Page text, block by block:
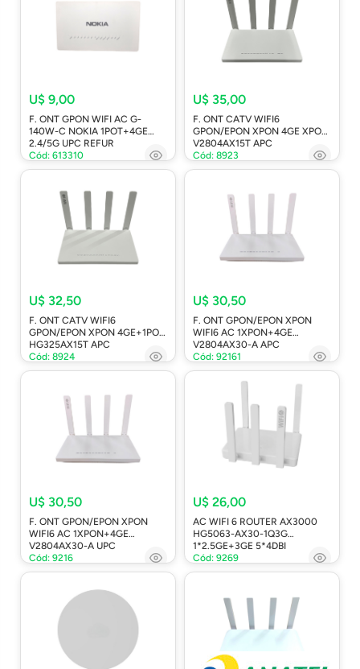
U$ 9,00
F. ONT GPON WIFI AC G-
140W-C NOKIA 1POT+4GE
2.4/5G UPC REFUR
Cód: 613310
U$ 35,00
F. ONT CATV WIFI6
GPON/EPON XPON 4GE XPON
V2804AX15T APC
Cód: 8923
U$ 32,50
F. ONT CATV WIFI6
GPON/EPON XPON 4GE+1POT
HG325AX15T APC
Cód: 8924
U$ 30,50
F. ONT GPON/EPON XPON
WIFI6 AC 1XPON+4GE
V2804AX30-A APC
Cód: 92161
U$ 30,50
F. ONT GPON/EPON XPON
WIFI6 AC 1XPON+4GE
V2804AX30-A UPC
Cód: 9216
U$ 26,00
AC WIFI 6 ROUTER AX3000
HG5063-AX30-1Q3G
1*2.5GE+3GE 5*4DBI
Cód: 9269